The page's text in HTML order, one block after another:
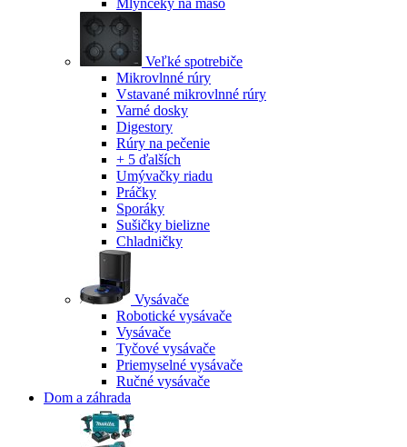
Mlynčeky na mäso
Veľké spotrebiče
Mikrovlnné rúry
Vstavané mikrovlnné rúry
Varné dosky
Digestory
Rúry na pečenie
+ 5 ďalších
Umývačky riadu
Práčky
Sporáky
Sušičky bielizne
Chladničky
Vysávače
Robotické vysávače
Vysávače
Tyčové vysávače
Priemyselné vysávače
Ručné vysávače
Dom a záhrada